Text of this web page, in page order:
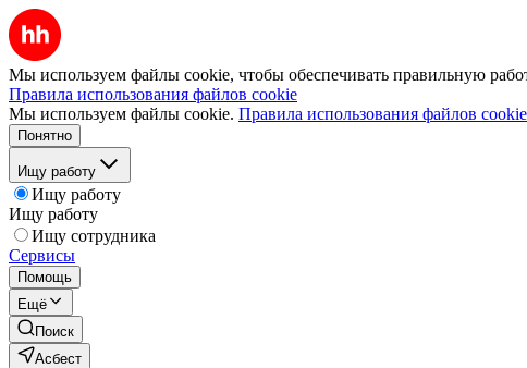
Мы используем файлы cookie, чтобы обеспечивать правильную
Правила использования файлов cookie
Мы используем файлы cookie. Правила использования файлов cookie
Понятно
Ищу работу
Ищу работу
Ищу работу
Ищу сотрудника
Сервисы
Помощь
Ещё
Поиск
Асбест